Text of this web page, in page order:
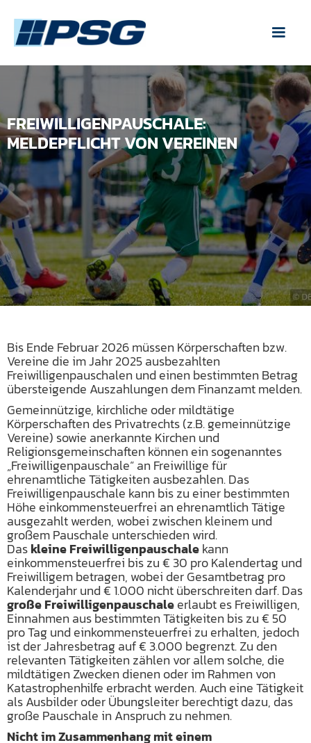
FREIWILLIGENPAUSCHALE:
MELDEPFLICHT VON VEREINEN
Bis Ende Februar 2026 müssen Körperschaften bzw.
Vereine die im Jahr 2025 ausbezahlten
Freiwilligenpauschalen und einen bestimmten Betrag
übersteigende Auszahlungen dem Finanzamt melden.
Gemeinnützige, kirchliche oder mildtätige
Körperschaften des Privatrechts (z.B. gemeinnützige
Vereine) sowie anerkannte Kirchen und
Religionsgemeinschaften können ein sogenanntes
„Freiwilligenpauschale“ an Freiwillige für
ehrenamtliche Tätigkeiten ausbezahlen. Das
Freiwilligenpauschale kann bis zu einer bestimmten
Höhe einkommensteuerfrei an ehrenamtlich Tätige
ausgezahlt werden, wobei zwischen kleinem und
großem Pauschale unterschieden wird.
Daskleine Freiwilligenpauschalekann
einkommensteuerfrei bis zu € 30 pro Kalendertag und
Freiwilligem betragen, wobei der Gesamtbetrag pro
Kalenderjahr und € 1.000 nicht überschreiten darf. Das
große Freiwilligenpauschaleerlaubt es Freiwilligen,
Einnahmen aus bestimmten Tätigkeiten bis zu € 50
pro Tag und einkommensteuerfrei zu erhalten, jedoch
ist der Jahresbetrag auf € 3.000 begrenzt. Zu den
relevanten Tätigkeiten zählen vor allem solche, die
mildtätigen Zwecken dienen oder im Rahmen von
Katastrophenhilfe erbracht werden. Auch eine Tätigkeit
als Ausbilder oder Übungsleiter berechtigt dazu, das
große Pauschale in Anspruch zu nehmen.
Nicht im Zusammenhang mit einem